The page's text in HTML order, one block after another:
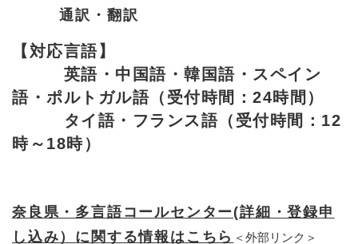
通訳・翻訳
【対応言語】
英語・中国語・韓国語・スペイン
語・ポルトガル語（受付時間：24時間）
タイ語・フランス語（受付時間：12
時～18時）
奈良県・多言語コールセンター(詳細・登録申
し込み） に関する情報はこちら ＜外部リンク＞